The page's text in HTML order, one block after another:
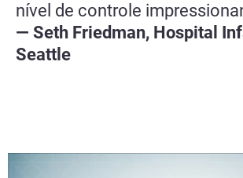
nível de controle
— Seth Friedman, Hospital
Seattle